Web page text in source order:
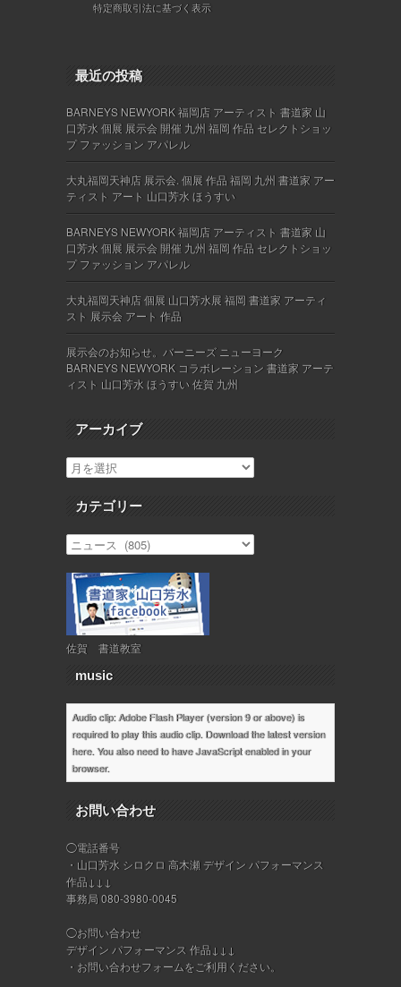
特定商取引法に基づく表示
最近の投稿
BARNEYS NEWYORK 福岡店 アーティスト 書道家 山
口芳水 個展 展示会 開催 九州 福岡 作品 セレクトショッ
プ ファッション アパレル
大丸福岡天神店 展示会. 個展 作品 福岡 九州 書道家 アー
ティスト アート 山口芳水 ほうすい
BARNEYS NEWYORK 福岡店 アーティスト 書道家 山
口芳水 個展 展示会 開催 九州 福岡 作品 セレクトショッ
プ ファッション アパレル
大丸福岡天神店 個展 山口芳水展 福岡 書道家 アーティ
スト 展示会 アート 作品
展示会のお知らせ。バーニーズ ニューヨーク
BARNEYS NEWYORK コラボレーション 書道家 アーテ
ィスト 山口芳水 ほうすい 佐賀 九州
アーカイブ
カテゴリー
佐賀 書道教室
music
Audio clip: Adobe Flash Player (version 9 or above) is
required to play this audio clip. Download the latest version
here. You also need to have JavaScript enabled in your
browser.
お問い合わせ
◯電話番号
・山口芳水 シロクロ 高木瀬 デザイン パフォーマンス
作品↓↓↓
事務局 080-3980-0045
◯お問い合わせ
デザイン パフォーマンス 作品↓↓↓
・ お問い合わせフォームをご利用ください。